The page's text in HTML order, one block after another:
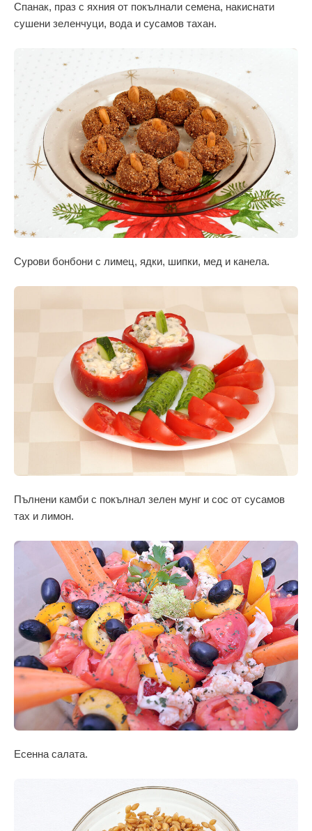
Спанак, праз с яхния от покълнали семена, накиснати
сушени зеленчуци, вода и сусамов тахан.
Сурови бонбони с лимец, ядки, шипки, мед и канела.
Пълнени камби с покълнал зелен мунг и сос от сусамов
тах и лимон.
Есенна салата.